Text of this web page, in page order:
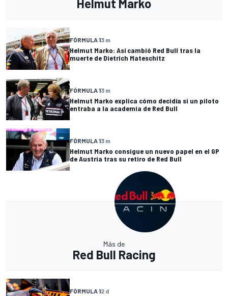
Helmut Marko
FÓRMULA 13 m
Helmut Marko: Así cambió Red Bull tras la
muerte de Dietrich Mateschitz
FÓRMULA 13 m
Helmut Marko explica cómo decidía si un piloto
entraba a la academia de Red Bull
FÓRMULA 13 m
Helmut Marko consigue un nuevo papel en el GP
de Austria tras su retiro de Red Bull
Más de
Red Bull Racing
FÓRMULA 12 d